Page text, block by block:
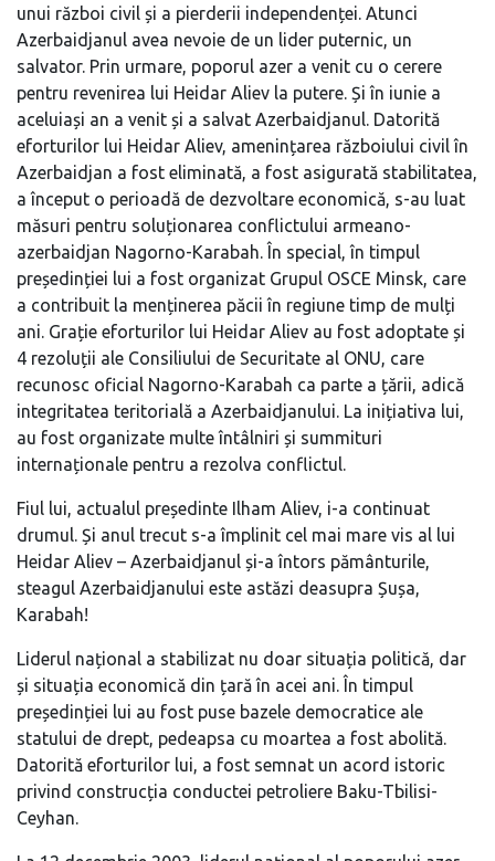
unui război civil și a pierderii independenței. Atunci
Azerbaidjanul avea nevoie de un lider puternic, un
salvator. Prin urmare, poporul azer a venit cu o cerere
pentru revenirea lui Heidar Aliev la putere. Și în iunie a
aceluiași an a venit și a salvat Azerbaidjanul. Datorită
eforturilor lui Heidar Aliev, amenințarea războiului civil în
Azerbaidjan a fost eliminată, a fost asigurată stabilitatea,
a început o perioadă de dezvoltare economică, s-au luat
măsuri pentru soluționarea conflictului armeano-
azerbaidjan Nagorno-Karabah. În special, în timpul
președinției lui a fost organizat Grupul OSCE Minsk, care
a contribuit la menținerea păcii în regiune timp de mulți
ani. Grație eforturilor lui Heidar Aliev au fost adoptate și
4 rezoluții ale Consiliului de Securitate al ONU, care
recunosc oficial Nagorno-Karabah ca parte a țării, adică
integritatea teritorială a Azerbaidjanului. La inițiativa lui,
au fost organizate multe întâlniri și summituri
internaționale pentru a rezolva conflictul.
Fiul lui, actualul președinte Ilham Aliev, i-a continuat
drumul. Și anul trecut s-a împlinit cel mai mare vis al lui
Heidar Aliev – Azerbaidjanul și-a întors pământurile,
steagul Azerbaidjanului este astăzi deasupra Șușa,
Karabah!
Liderul național a stabilizat nu doar situația politică, dar
și situația economică din țară în acei ani. În timpul
președinției lui au fost puse bazele democratice ale
statului de drept, pedeapsa cu moartea a fost abolită.
Datorită eforturilor lui, a fost semnat un acord istoric
privind construcția conductei petroliere Baku-Tbilisi-
Ceyhan.